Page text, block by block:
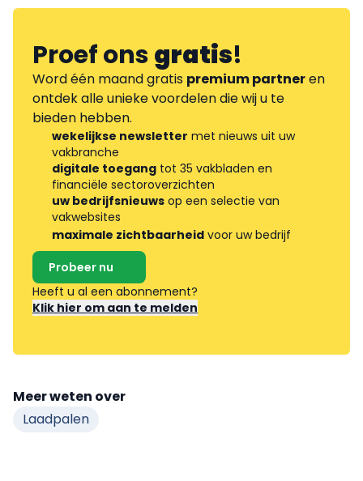
Proef onsgratis!
Word één maand gratis premium partneren
ontdek alle unieke voordelen die wij u te
bieden hebben.
wekelijkse newsletter met nieuws uit uw
vakbranche
digitale toegang tot 35 vakbladen en
financiële sectoroverzichten
uw bedrijfsnieuws op een selectie van
vakwebsites
maximale zichtbaarheid voor uw bedrijf
Probeer nu
Heeft u al een abonnement?
Klik hier om aan te melden
Meer weten over
Laadpalen